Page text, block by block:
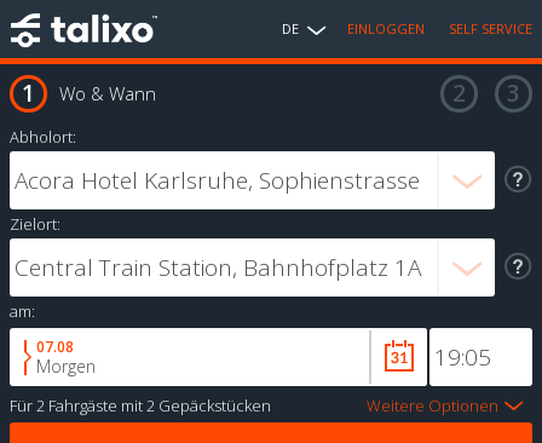
DE EINLOGGEN SELF SERVICE
Wo & Wann
Abholort:
Zielort:
am:
07.08
Morgen
Für2 Fahrgäste mit2 Gepäckstücken Weitere Optionen